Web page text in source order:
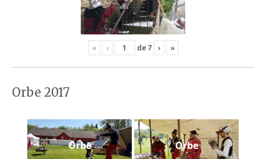
« ‹ de7 › »
Orbe 2017
Orbe Orbe